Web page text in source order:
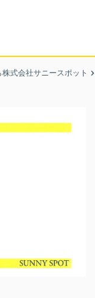
式会社サニースポット